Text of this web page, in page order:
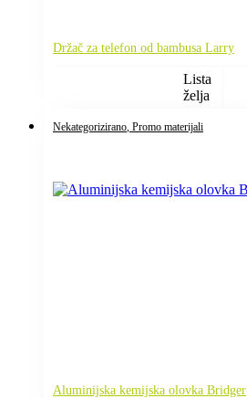
Držač za telefon od bambusa Larry
Lista
želja
Nekategorizirano , Promo materijali
Aluminijska kemijska olovka Bridger